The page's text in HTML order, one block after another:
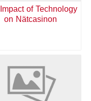
of Technology
on Nätcasinon